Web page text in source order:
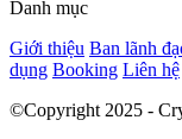
Danh mục
Giới thiệu Ban lãnh
dụng Booking Liên hệ
©Copyright 2025 -